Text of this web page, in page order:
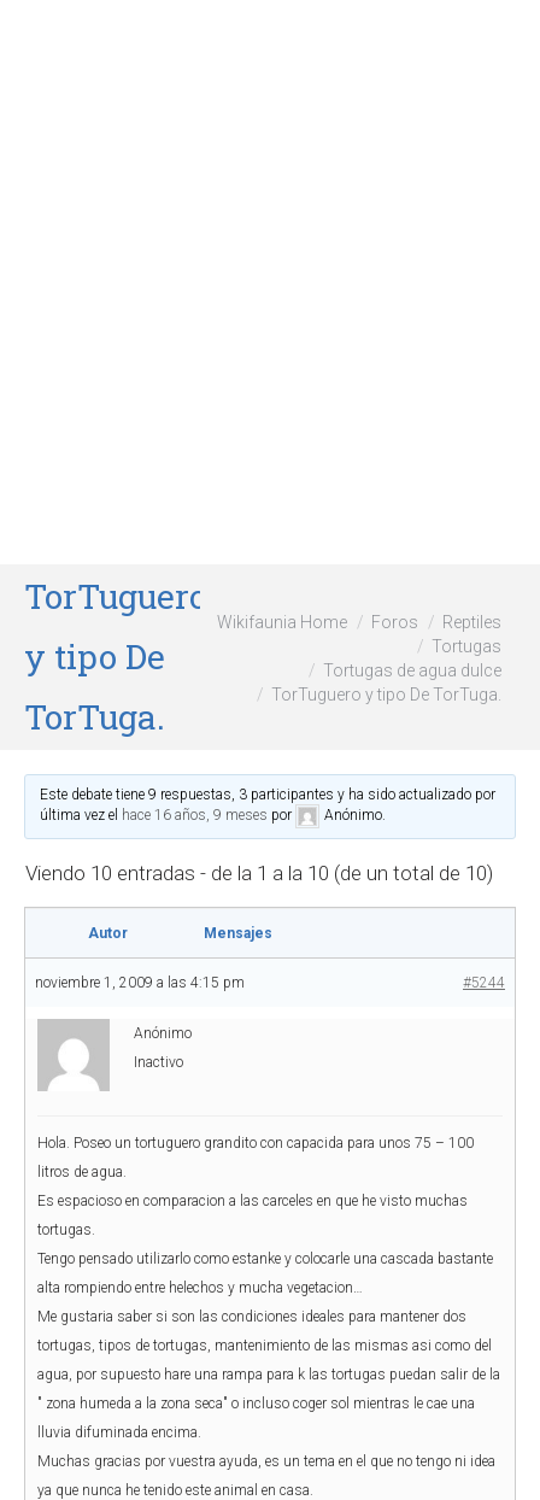
TorTuguero
y tipo De
TorTuga.
Wikifaunia Home Foros
Reptiles
Tortugas
Tortugas de agua dulce
TorTuguero y tipo De TorTuga.
Este debate tiene 9 respuestas, 3 participantes y ha sido actualizado por
última vez el hace 16 años, 9 meses por Anónimo.
Viendo 10 entradas - de la 1 a la 10 (de un total de 10)
Autor Mensajes
noviembre 1, 2009 a las 4:15 pm #5244
Anónimo
Inactivo
Hola. Poseo un tortuguero grandito con capacida para unos 75 – 100
litros de agua.
Es espacioso en comparacion a las carceles en que he visto muchas
tortugas.
Tengo pensado utilizarlo como estanke y colocarle una cascada bastante
alta rompiendo entre helechos y mucha vegetacion…
Me gustaria saber si son las condiciones ideales para mantener dos
tortugas, tipos de tortugas, mantenimiento de las mismas asi como del
agua, por supuesto hare una rampa para k las tortugas puedan salir de la
" zona humeda a la zona seca" o incluso coger sol mientras le cae una
lluvia difuminada encima.
Muchas gracias por vuestra ayuda, es un tema en el que no tengo ni idea
ya que nunca he tenido este animal en casa.